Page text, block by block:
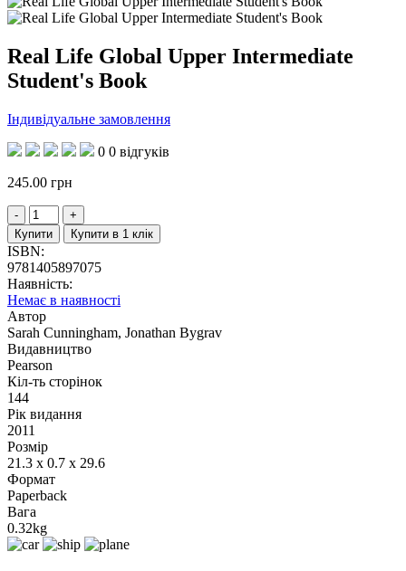
Real Life Global Upper Intermediate
Student's Book
Індивідуальне замовлення
0 0 відгуків
245.00 грн
Купити Купити в 1 клік
ISBN:
9781405897075
Наявність:
Немає в наявності
Автор
Sarah Cunningham, Jonathan Bygrav
Видавництво
Pearson
Кіл-ть сторінок
144
Рік видання
2011
Розмір
21.3 x 0.7 x 29.6
Формат
Paperback
Вага
0.32kg